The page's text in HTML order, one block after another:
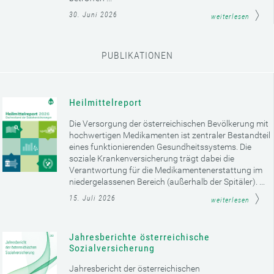
30. Juni 2026 weiterlesen
PUBLIKATIONEN
Heilmittelreport
Die Versorgung der österreichischen Bevölkerung mit
hochwertigen Medikamenten ist zentraler Bestandteil
eines funktionierenden Gesundheitssystems. Die
soziale Krankenversicherung trägt dabei die
Verantwortung für die Medikamentenerstattung im
niedergelassenen Bereich (außerhalb der Spitäler). ...
15. Juli 2026 weiterlesen
Jahresberichte österreichische
Sozialversicherung
Jahresbericht der österreichischen